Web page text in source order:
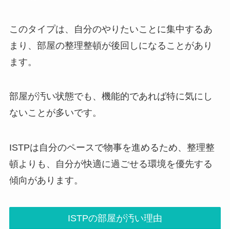
このタイプは、自分のやりたいことに集中するあ
まり、部屋の整理整頓が後回しになることがあり
ます。
部屋が汚い状態でも、機能的であれば特に気にし
ないことが多いです。
ISTPは自分のペースで物事を進めるため、整理整
頓よりも、自分が快適に過ごせる環境を優先する
傾向があります。
ISTPの部屋が汚い理由